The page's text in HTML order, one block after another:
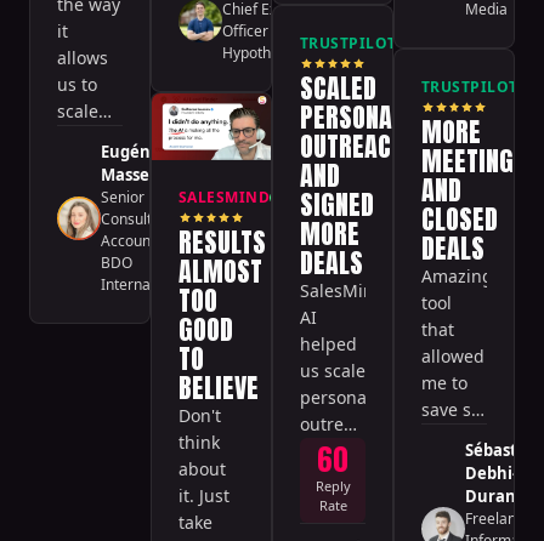
needed!
it
allows
us to
scale
prospecting
without
spending
much
writing
the
Eugénie
Masse
Senior
Consultant -
Accounting
BDO
International
🇹🇭
rates
were
way
above
what I
expected.
Chief Executive
Officer
HypotheekXperts
SALESMIND Verified
RESULTS
ALMOST
TOO
GOOD
TO
BELIEVE
Don't
think
about
it. Just
take
TRUSTPILOT
SCALED
PERSONALIZED
OUTREACH
AND
SIGNED
MORE
DEALS
SalesMind
AI
helped
us scale
personalized
outreach
and
significantly
increase
60
Reply
Rate
Media
TRUSTPILOT
MORE
MEETINGS
AND
CLOSED
DEALS
Amazing
tool
that
allowed
me to
save so
time on
outreach.
Sébastien
Debhi-
Durand
Freelance -